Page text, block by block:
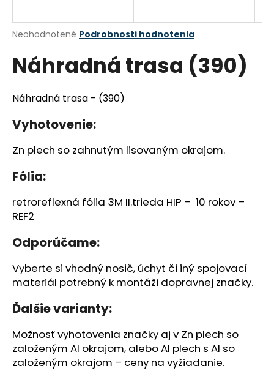
Priemerné
produktu
je
z
5
Neohodnotené Podrobnosti hodnotenia
Náhradná trasa (390)
Náhradná trasa - (390)
Vyhotovenie:
Zn plech so zahnutým lisovaným okrajom.
Fólia:
retroreflexná fólia 3M II.trieda HIP – 10 rokov –
REF2
Odporúčame:
Vyberte si vhodný nosič, úchyt či iný spojovací
materiál potrebný k montáži dopravnej značky.
Ďalšie varianty:
Možnosť vyhotovenia značky aj v Zn plech so
založeným Al okrajom, alebo Al plech s Al so
založeným okrajom – ceny na vyžiadanie.
j
ť
?
d
p
o
r
ú
č
a
m
e
BETÓNOVÝ
KÔŠ